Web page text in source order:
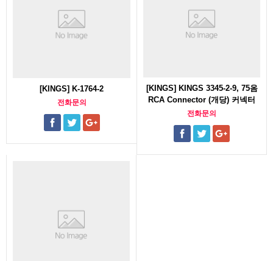
[KINGS] K-1764-2
전화문의
[KINGS] KINGS 3345-2-9, 75옴
RCA Connector (개당) 커넥터
전화문의